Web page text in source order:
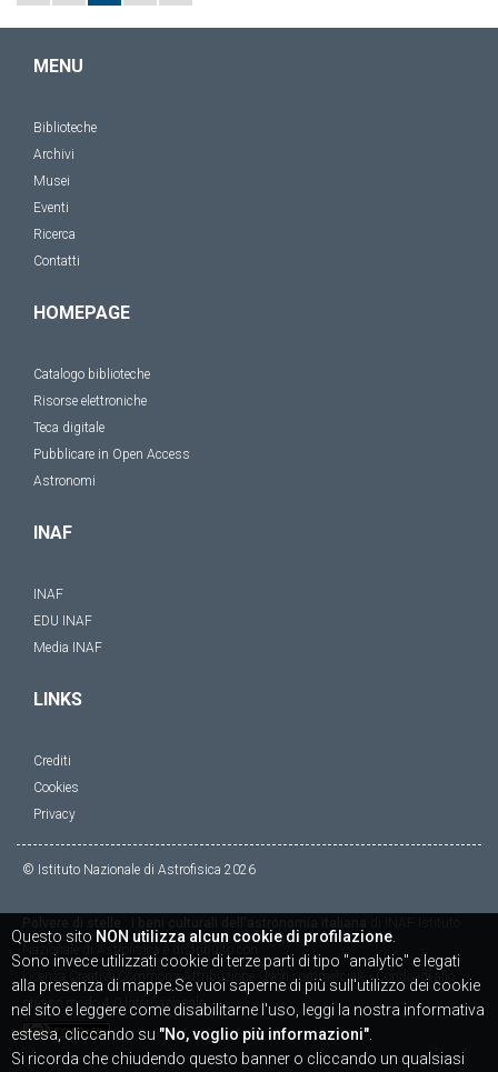
MENU
Biblioteche
Archivi
Musei
Eventi
Ricerca
Contatti
HOMEPAGE
Catalogo biblioteche
Risorse elettroniche
Teca digitale
Pubblicare in Open Access
Astronomi
INAF
INAF
EDU INAF
Media INAF
LINKS
Crediti
Cookies
Privacy
© Istituto Nazionale di Astrofisica 2026
Licenza
Creative Commons Attribuzione - Non commerciale - Condividi allo
stesso modo 4.0 Internazionale
Questo sito NON utilizza alcun cookie di profilazione
Sono invece utilizzati cookie di terze parti di tipo "analytic" e legati
alla presenza di mappe.Se vuoi saperne di più sull'utilizzo dei cookie
nel sito e leggere come disabilitarne l'uso, leggi la nostra informativa
estesa, cliccando su "No, voglio più informazioni"
Si ricorda che chiudendo questo banner o cliccando un qualsiasi